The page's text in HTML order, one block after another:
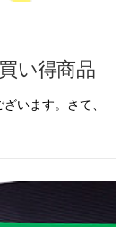
い得商品
います。さて、